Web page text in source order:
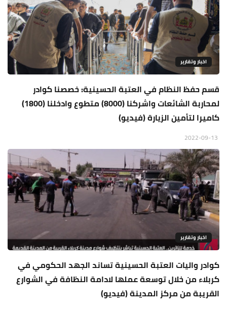
اخبار وتقارير
قسم حفظ النظام في العتبة الحسينية: خصصنا كوادر
لمحاربة الشائعات واشركنا (8000) متطوع وادخلنا (1800)
كاميرا لتأمين الزيارة (فيديو)
اخبار وتقارير
كوادر واليات العتبة الحسينية تساند الجهد الحكومي في
كربلاء من خلال توسعة عملها لادامة النظافة في الشوارع
القريبة من مركز المدينة (فيديو)